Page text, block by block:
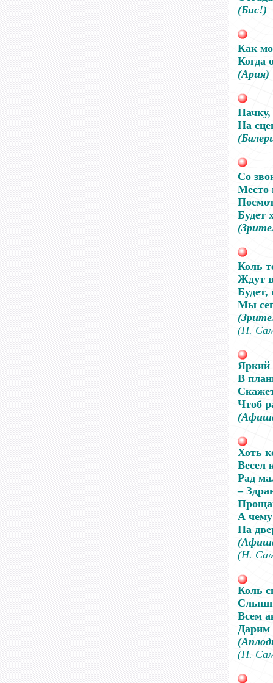
(Бис!)
Как
Когда
(Ария)
На
Со
Место
Будет
Коль
Ждут
Будет,
Мы
(Н.
Яркий
В
Чтоб
Хоть
Весел
Рад
–
А
На
(Н.
Коль
Всем
(Н.